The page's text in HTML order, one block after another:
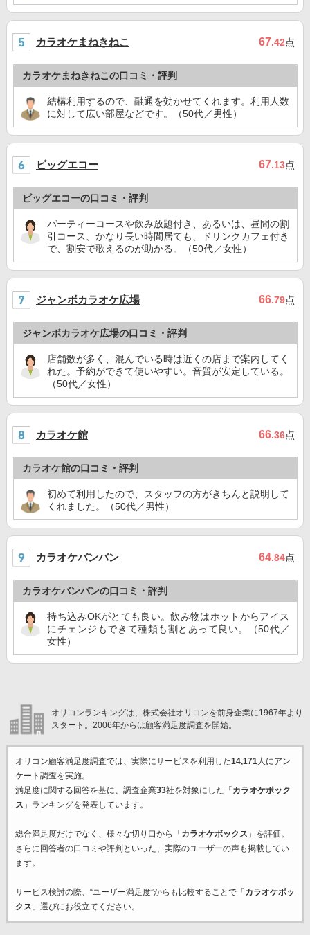
カラオケまねきねこ 67.42点
カラオケまねきねこの口コミ・評判
結構利用するので、融通を効かせてくれます。利用人数
に対して広い部屋などです。（50代／男性）
ビッグエコー 67.13点
ビッグエコーの口コミ・評判
パーティーコースや飲み放題付き、あるいは、昼間の割
引コース、かなり長い時間居ても、ドリンクカフェ付き
で、割安で歌えるのが助かる。（50代／女性）
ジャンボカラオケ広場 66.79点
ジャンボカラオケ広場の口コミ・評判
店舗数が多く、混んでいる時は近くの店まで案内してく
れた。予約ができて使いやすい。音質が安定している。
（50代／女性）
カラオケ館 66.36点
カラオケ館の口コミ・評判
初めて利用したので、スタッフの方がきちんと説明して
くれました。（50代／男性）
カラオケバンバン 64.84点
カラオケバンバンの口コミ・評判
持ち込みOKがとても良い。飲み物はホットからアイス
にチェンジもできて種類も割とあって良い。（50代／
女性）
オリコンランキングは、株式会社オリコンを前身企業に1967年より
スタート。2006年からは顧客満足度調査を開始。
オリコン顧客満足度調査では、実際にサービスを利用した14,171人にアン
ケート調査を実施。
満足度に関する回答を基に、調査企業33社を対象にした「 カラオケボック
ス 」ランキングを発表しています。
総合満足度だけでなく、様々な切り口から「 カラオケボックス 」を評価。
さらに回答者の口コミや評判といった、実際のユーザーの声も掲載してい
ます。
サービス検討の際、“ユーザー満足度”からも比較することで「 カラオケボッ
クス 」選びにお役立てください。